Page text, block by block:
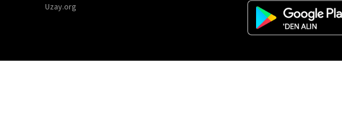
Uzay.org